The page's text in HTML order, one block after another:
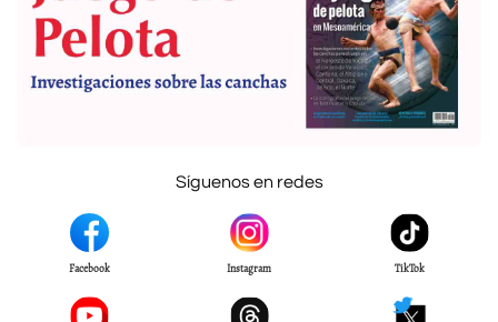
Síguenos en redes
Facebook Instagram TikTok